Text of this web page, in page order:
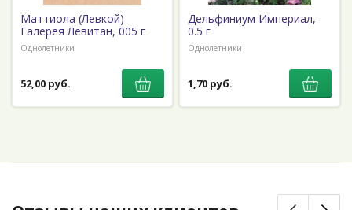
Маттиола (Левкой)
Галерея Левитан, 005 г
Однолетники
52,00 руб.
Дельфиниум Империал,
0.5 г
Однолетники
1,70 руб.